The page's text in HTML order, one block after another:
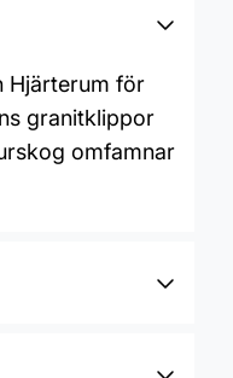
Hjärterum för
granitklippor
omfamnar